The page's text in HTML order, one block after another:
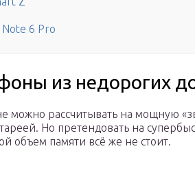
Note 6 Pro
из недорогих
можно рассчитывать на мощную
Но претендовать на
объем памяти всё же не стоит.